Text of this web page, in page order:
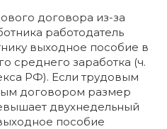
договора из-за
работодатель
выходное пособие в
среднего заработка (ч.
РФ). Если трудовым
договором размер
двухнедельный
пособие